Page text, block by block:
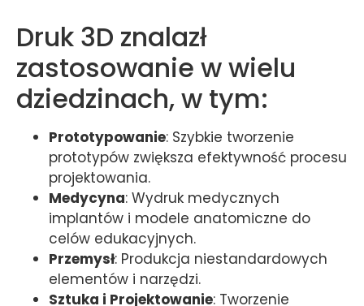
Druk 3D znalazł
zastosowanie w wielu
dziedzinach, w tym:
Prototypowanie: Szybkie tworzenie
prototypów zwiększa efektywność procesu
projektowania.
Medycyna: Wydruk medycznych
implantów i modele anatomiczne do
celów edukacyjnych.
Przemysł: Produkcja niestandardowych
elementów i narzędzi.
Sztuka i Projektowanie: Tworzenie